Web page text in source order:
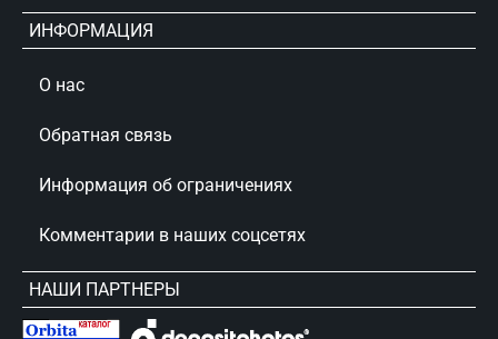
ИНФОРМАЦИЯ
О нас
Обратная связь
Информация об ограничениях
Комментарии в наших соцсетях
НАШИ ПАРТНЕРЫ